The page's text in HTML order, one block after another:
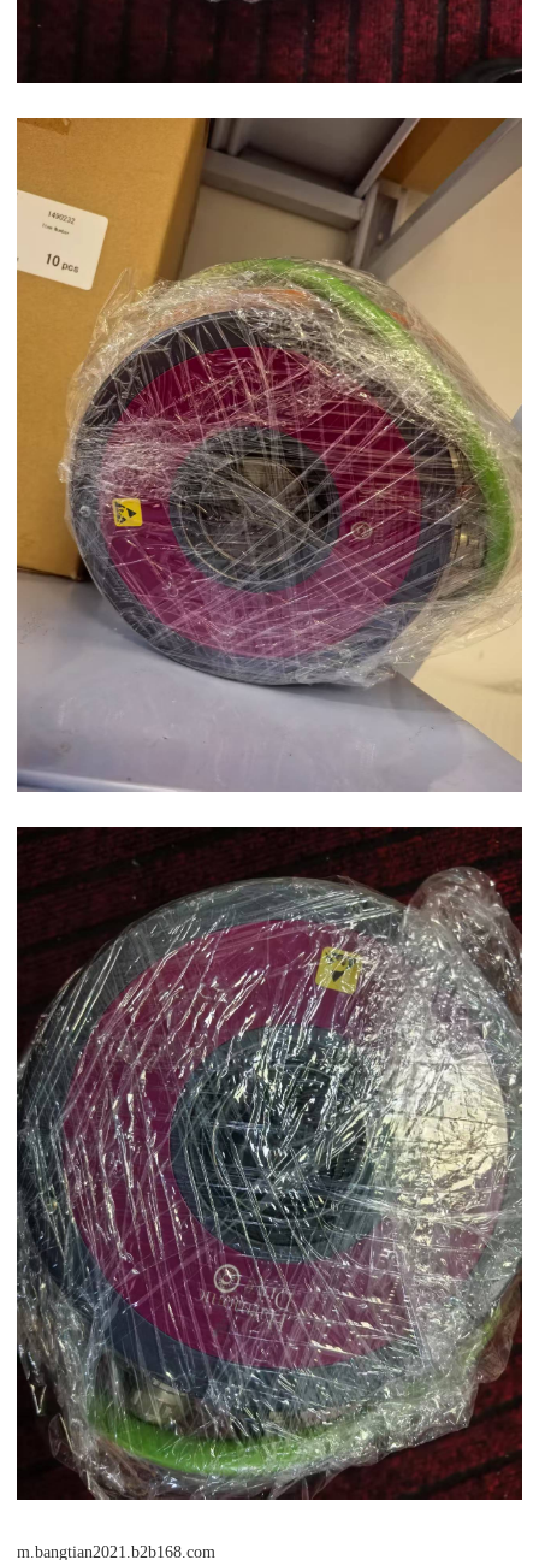
m.bangtian2021.b2b168.com